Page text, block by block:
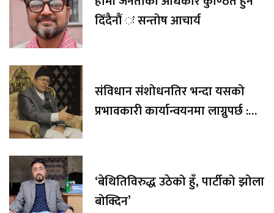
दिँदैनौं ः सन्तोष आचार्य
संविधान संशोधनतिर भन्दा यसको
प्रभावकारी कार्यान्वयनमा लाग्नुपर्छ :
‘बेथितिविरुद्ध उठेको हुँ, पार्टीको झोला
बोक्दिन’